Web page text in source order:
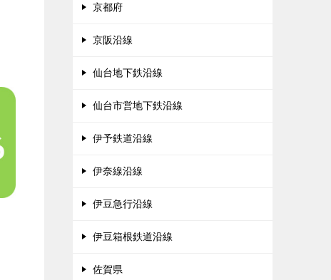
京都府
京阪沿線
仙台地下鉄沿線
仙台市営地下鉄沿線
伊予鉄道沿線
伊奈線沿線
伊豆急行沿線
伊豆箱根鉄道沿線
佐賀県